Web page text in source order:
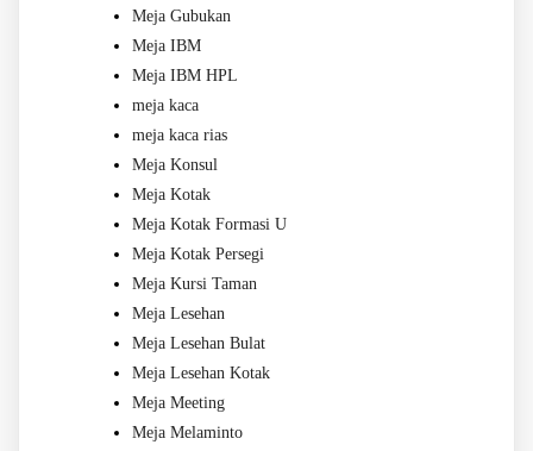
Meja Gubukan
Meja IBM
Meja IBM HPL
meja kaca
meja kaca rias
Meja Konsul
Meja Kotak
Meja Kotak Formasi U
Meja Kotak Persegi
Meja Kursi Taman
Meja Lesehan
Meja Lesehan Bulat
Meja Lesehan Kotak
Meja Meeting
Meja Melaminto